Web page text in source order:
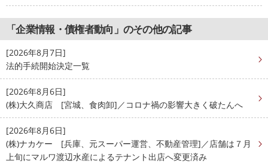
「企業情報・債権者動向」のその他の記事
[2026年8月7日]
法的手続開始決定一覧
[2026年8月6日]
(株)大久商店 [宮城、食肉卸]／コロナ禍の影響大きく破たんへ
[2026年8月6日]
(株)ナカケー [兵庫、元スーパー運営、不動産管理]／店舗は７月
上旬にマルワ渡辺水産によるテナント出店へ変更済み